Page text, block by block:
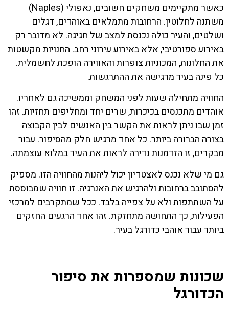
כאשר מתקיימים משחקים חשובים, נאפולי (Naples)
משתנה לחלוטין. הרחובות מתמלאים באוהדים, דגלים
ושלטים, והעיר כולה נכנסת למצב של חגיגה. לא מדובר רק
באירוע ספורטיבי, אלא באירוע עירוני רחב. החנויות מקשטות
את החלונות, המכוניות צופרות והאווירה הופכת לחשמלית.
כל פינה בעיר מרגישה את ההתרגשות.
החוויה מתחילה שעות לפני המשחק וממשיכה גם לאחריו.
אוהדים מתכנסים בכיכרות, שרים יחד ומחליפים תחזיות. זהו
זמן שבו ניתן לראות את הקשר בין האנשים לבין הקבוצה
בצורה הברורה ביותר. כל אחד מרגיש חלק מהסיפור. עבור
מבקרים, זו הזדמנות נדירה לראות את העיר במלוא עוצמתה.
גם מי שלא נכנס לאצטדיון יכול ליהנות מהחוויה הזו. מספיק
להסתובב ברחובות ולהרגיש את האנרגיה. זו חוויה שמבוססת
על השתתפות ולא על צפייה בלבד. ככל שמתקרבים למרכזי
הפעילות, כך התחושה מתחזקת. זהו אחד הרגעים החזקים
ביותר עבור אוהבי כדורגל בעיר.
שכונות שמספרות את סיפור
הכדורגל